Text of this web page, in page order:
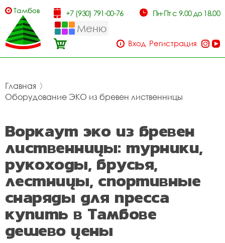
Тамбов +7 (930) 791-00-76 Пн-Пт с 9.00 до 18.00
Меню
Вход Регистрация
Главная 〉
Оборудование ЭКО из бревен лиственницы
Воркаут эко из бревен
лиственницы: турники,
рукоходы, брусья,
лестницы, спортивные
снаряды для пресса
купить в Тамбове
дешево цены